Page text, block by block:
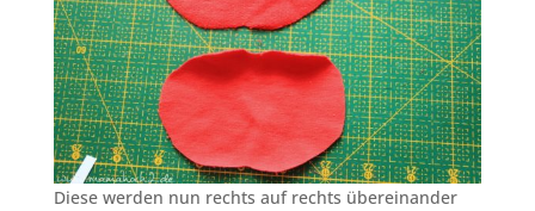
Diese werden nun rechts auf rechts übereinander